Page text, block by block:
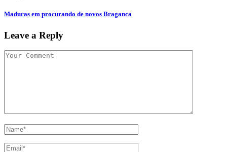
Maduras em procurando de novos Braganca
Leave a Reply